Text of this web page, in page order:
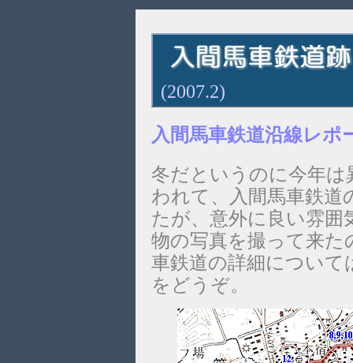
(2007.2)
入間馬車鉄道沿線レ
冬だというのに今年
われて、入間馬車鉄道
たが、意外に良い雰囲
物の写真を撮って来た
車鉄道の詳細について
をどうぞ。